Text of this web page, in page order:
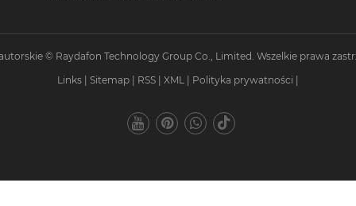
© Raydafon Technology Group Co., Limited. Wszelkie prawa
Links
Sitemap RSS XML Polityka prywatności